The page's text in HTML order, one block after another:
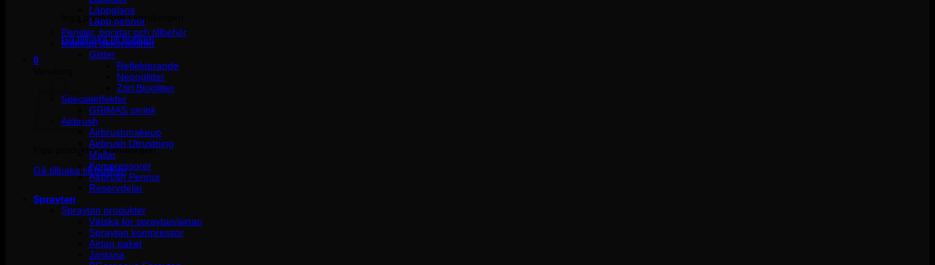
Inga produkter i varukorgen.
Gå tillbaka till butiken
0
Inga produkter i varukorgen.
Gå tillbaka till butiken
Läppglans
Läpp pennor
Penslar, borstar och tillbehör
Makeup dekorationer
Glitter
Reflekterande
Neonglitter
Ztirl Bioglitter
Specialeffekter
GRIMAS smink
Airbrush
Airbrushmakeup
Airbrush Utrustning
Mallar
Kompressorer
Airbrush Pennor
Reservdelar
Spraytan
Spraytan produkter
Vätska för spraytan/airtan
Spraytan kompressor
Airtan paket
Jantana